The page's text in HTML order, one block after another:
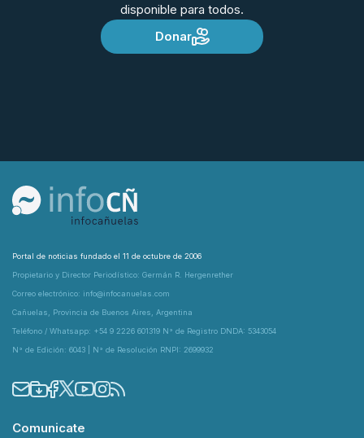
disponible para todos.
Donar
Portal de noticias fundado el 11 de octubre de 2006
Propietario y Director Periodístico: Germán R. Hergenrether
Correo electrónico: info@infocanuelas.com
Cañuelas, Provincia de Buenos Aires, Argentina
Teléfono / Whatsapp: +54 9 2226 601319 N° de Registro DNDA: 5343054
N° de Edición: 6043 | N° de Resolución RNPI: 2699932
Comunicate